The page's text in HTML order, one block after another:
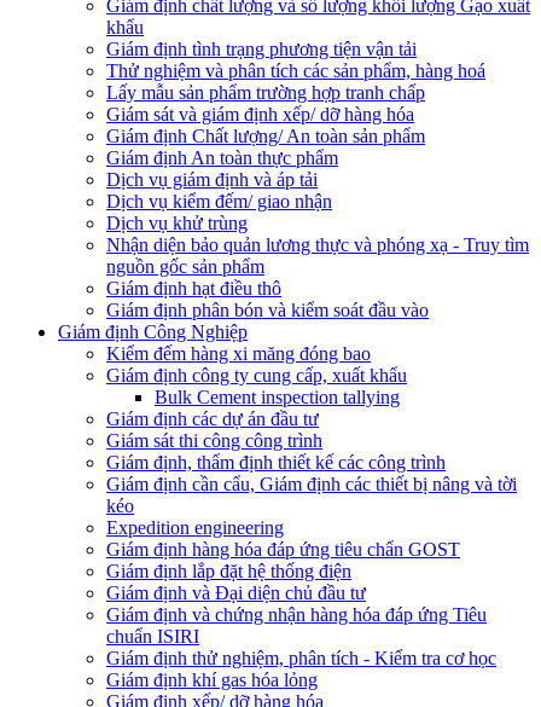
Giám định chất lượng và số lượng khối lượng Gạo xuất
khẩu
Giám định tình trạng phương tiện vận tải
Thử nghiệm và phân tích các sản phẩm, hàng hoá
Lấy mẫu sản phẩm trường hợp tranh chấp
Giám sát và giám định xếp/ dỡ hàng hóa
Giám định Chất lượng/ An toàn sản phẩm
Giám định An toàn thực phẩm
Dịch vụ giám định và áp tải
Dịch vụ kiểm đếm/ giao nhận
Dịch vụ khử trùng
Nhận diện bảo quản lương thực và phóng xạ - Truy tìm
nguồn gốc sản phẩm
Giám định hạt điều thô
Giám định phân bón và kiểm soát đầu vào
Giám định Công Nghiệp
Kiểm đếm hàng xi măng đóng bao
Giám định công ty cung cấp, xuất khẩu
Bulk Cement inspection tallying
Giám định các dự án đầu tư
Giám sát thi công công trình
Giám định, thẩm định thiết kế các công trình
Giám định cần cẩu, Giám định các thiết bị nâng và tời
kéo
Expedition engineering
Giám định hàng hóa đáp ứng tiêu chẩn GOST
Giám định lắp đặt hệ thống điện
Giám định và Đại diện chủ đầu tư
Giám định và chứng nhận hàng hóa đáp ứng Tiêu
chuẩn ISIRI
Giám định thử nghiệm, phân tích - Kiểm tra cơ học
Giám định khí gas hóa lỏng
Giám định xếp/ dỡ hàng hóa